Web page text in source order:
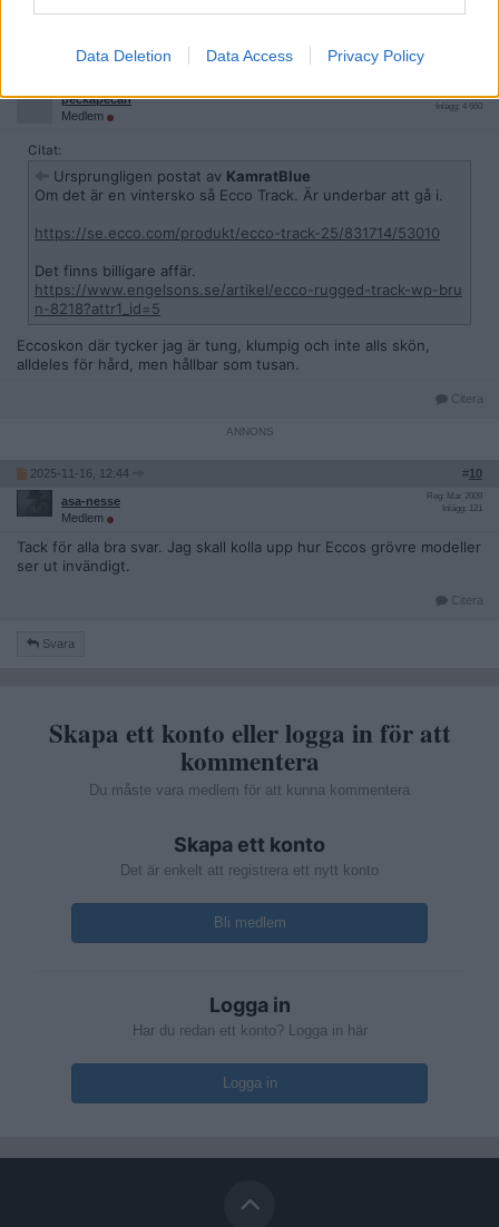
Data Deletion Data Access Privacy Policy
peckapecan
Medlem
Reg: Mar 2010
Inlägg: 4 660
Citat:
Ursprungligen postat av KamratBlue
Om det är en vintersko så Ecco Track. Är underbar att gå i.
https://se.ecco.com/produkt/ecco-track-25/831714/53010
Det finns billigare affär.
https://www.engelsons.se/artikel/ecco-rugged-track-wp-bru
n-8218?attr1_id=5
Eccoskon där tycker jag är tung, klumpig och inte alls skön,
alldeles för hård, men hållbar som tusan.
Citera
2025-11-16, 12:44 #10
asa-nesse
Medlem
Reg: Mar 2009
Inlägg: 121
Tack för alla bra svar. Jag skall kolla upp hur Eccos grövre modeller
ser ut invändigt.
Citera
Svara
Skapa ett konto eller logga in för att
kommentera
Du måste vara medlem för att kunna kommentera
Skapa ett konto
Det är enkelt att registrera ett nytt konto
Bli medlem
Logga in
Har du redan ett konto? Logga in här
Logga in